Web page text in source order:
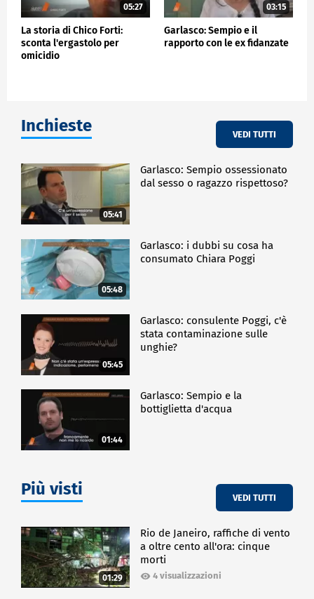
05:27
La storia di Chico Forti:
sconta l'ergastolo per
omicidio
03:15
Garlasco: Sempio e il
rapporto con le ex fidanzate
Inchieste VEDI TUTTI
05:41
Garlasco: Sempio ossessionato
dal sesso o ragazzo rispettoso?
05:48
Garlasco: i dubbi su cosa ha
consumato Chiara Poggi
05:45
Garlasco: consulente Poggi, c'è
stata contaminazione sulle
unghie?
01:44
Garlasco: Sempio e la
bottiglietta d'acqua
Più visti VEDI TUTTI
01:29
Rio de Janeiro, raffiche di vento
a oltre cento all'ora: cinque
morti
4 visualizzazioni